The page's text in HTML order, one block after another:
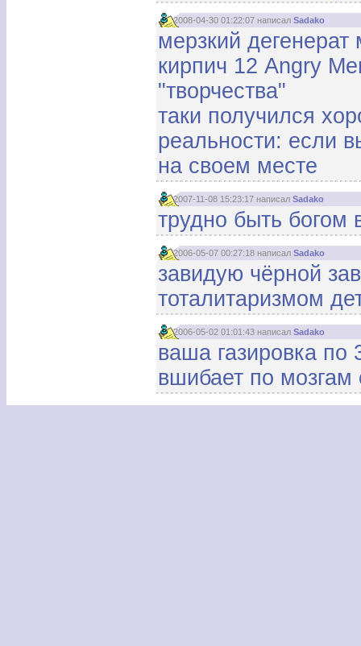
2008-04-30 01:22:07 написал Sadako
мерзкий
кирпич 12 Angry
"творчества"
таки получился
реальности: если
на своем месте
2007-11-08 15:23:17 написал Sadako
трудно быть богом
2006-05-07 00:27:18 написал Sadako
завидую чёрной
тоталитаризмом
2006-05-02 01:01:43 написал Sadako
ваша газировка по
вшибает по мозгам